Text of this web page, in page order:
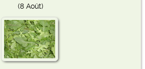
(8 Août)